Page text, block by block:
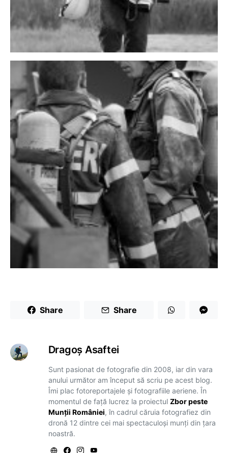
Share Share
Dragoş Asaftei
Sunt pasionat de fotografie din 2008, iar din vara
anului următor am început să scriu pe acest blog.
Îmi plac fotoreportajele și fotografiile aeriene. În
momentul de față lucrez la proiectul Zbor peste
Munții României, în cadrul căruia fotografiez din
dronă 12 dintre cei mai spectaculoși munți din țara
noastră.